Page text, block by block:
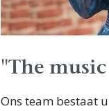
"The
Ons team bestaat